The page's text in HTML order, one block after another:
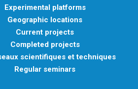
Experimental platforms
Geographic locations
Current projects
Completed projects
scientifiques et techniques
Regular seminars